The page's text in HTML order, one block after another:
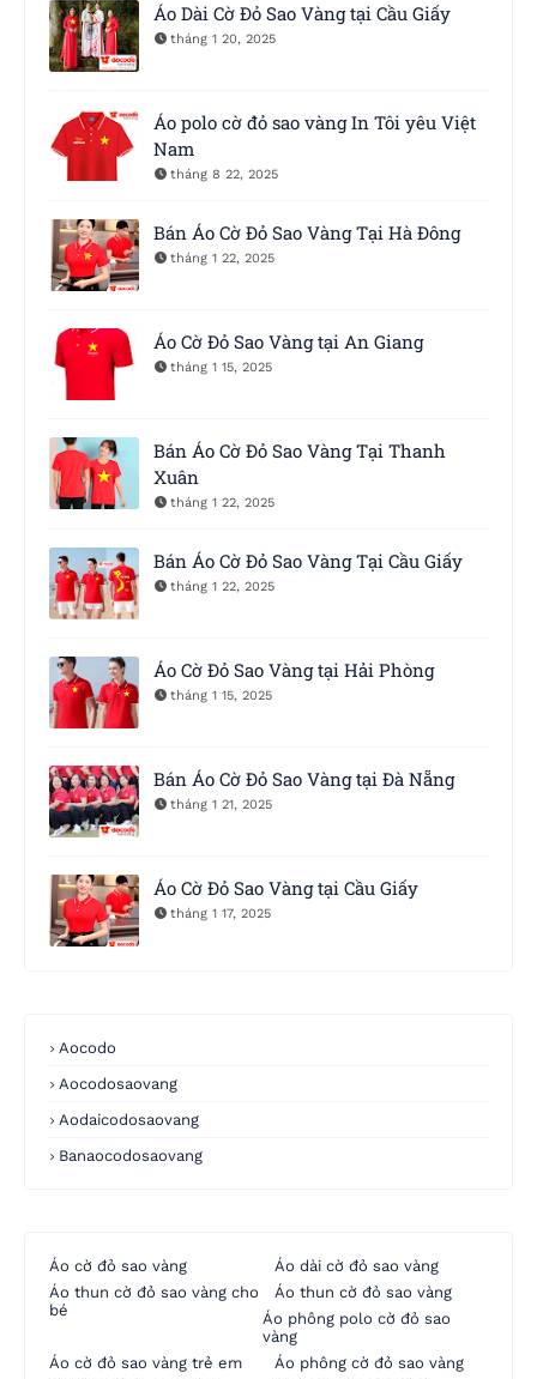
Áo Dài Cờ Đỏ Sao Vàng tại Cầu Giấy
tháng 1 20, 2025
Áo polo cờ đỏ sao vàng In Tôi yêu Việt
Nam
tháng 8 22, 2025
Bán Áo Cờ Đỏ Sao Vàng Tại Hà Ðông
tháng 1 22, 2025
Áo Cờ Đỏ Sao Vàng tại An Giang
tháng 1 15, 2025
Bán Áo Cờ Đỏ Sao Vàng Tại Thanh
Xuân
tháng 1 22, 2025
Bán Áo Cờ Đỏ Sao Vàng Tại Cầu Giấy
tháng 1 22, 2025
Áo Cờ Đỏ Sao Vàng tại Hải Phòng
tháng 1 15, 2025
Bán Áo Cờ Đỏ Sao Vàng tại Đà Nẵng
tháng 1 21, 2025
Áo Cờ Đỏ Sao Vàng tại Cầu Giấy
tháng 1 17, 2025
Aocodo
Aocodosaovang
Aodaicodosaovang
Banaocodosaovang
Áo cờ đỏ sao vàng
Áo dài cờ đỏ sao vàng
Áo thun cờ đỏ sao vàng cho
bé
Áo thun cờ đỏ sao vàng
Áo phông polo cờ đỏ sao
vàng
Áo phông cờ đỏ sao vàng
Áo cờ đỏ sao vàng trẻ em